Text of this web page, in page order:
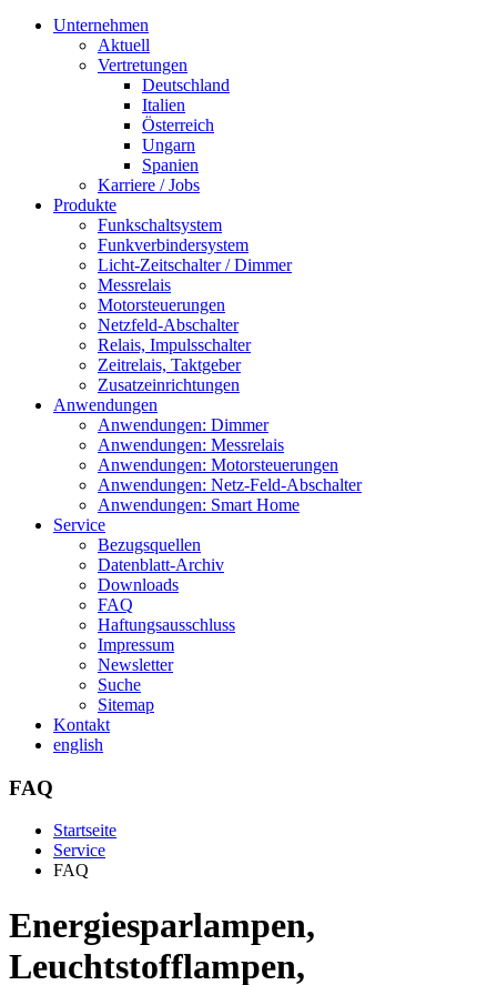
Unternehmen
Aktuell
Vertretungen
Deutschland
Italien
Österreich
Ungarn
Spanien
Karriere / Jobs
Produkte
Funkschaltsystem
Funkverbindersystem
Licht-Zeitschalter / Dimmer
Messrelais
Motorsteuerungen
Netzfeld-Abschalter
Relais, Impulsschalter
Zeitrelais, Taktgeber
Zusatzeinrichtungen
Anwendungen
Anwendungen: Dimmer
Anwendungen: Messrelais
Anwendungen: Motorsteuerungen
Anwendungen: Netz-Feld-Abschalter
Anwendungen: Smart Home
Service
Bezugsquellen
Datenblatt-Archiv
Downloads
FAQ
Haftungsausschluss
Impressum
Newsletter
Suche
Sitemap
Kontakt
english
FAQ
Startseite
Service
FAQ
Energiesparlampen,
Leuchtstofflampen,